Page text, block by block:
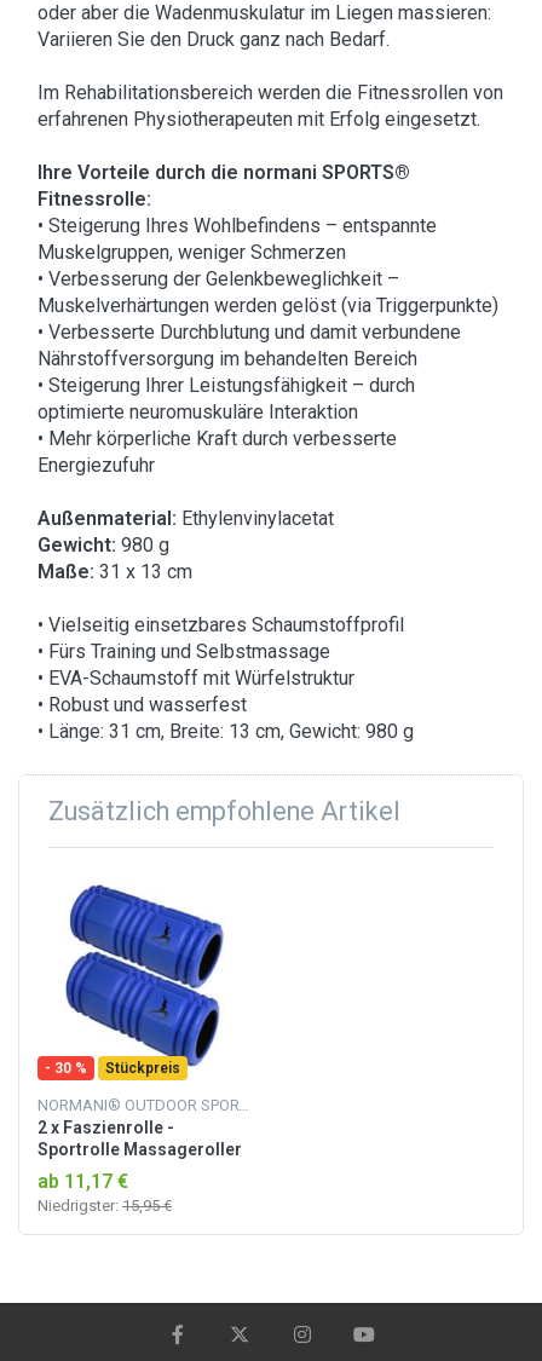
oder aber die Wadenmuskulatur im Liegen massieren:
Variieren Sie den Druck ganz nach Bedarf.
Im Rehabilitationsbereich werden die Fitnessrollen von
erfahrenen Physiotherapeuten mit Erfolg eingesetzt.
Ihre Vorteile durch die normani SPORTS®
Fitnessrolle:
• Steigerung Ihres Wohlbefindens – entspannte
Muskelgruppen, weniger Schmerzen
• Verbesserung der Gelenkbeweglichkeit –
Muskelverhärtungen werden gelöst (via Triggerpunkte)
• Verbesserte Durchblutung und damit verbundene
Nährstoffversorgung im behandelten Bereich
• Steigerung Ihrer Leistungsfähigkeit – durch
optimierte neuromuskuläre Interaktion
• Mehr körperliche Kraft durch verbesserte
Energiezufuhr
Außenmaterial: Ethylenvinylacetat
Gewicht: 980 g
Maße: 31 x 13 cm
• Vielseitig einsetzbares Schaumstoffprofil
• Fürs Training und Selbstmassage
• EVA-Schaumstoff mit Würfelstruktur
• Robust und wasserfest
• Länge: 31 cm, Breite: 13 cm, Gewicht: 980 g
Zusätzlich empfohlene Artikel
- 30 % Stückpreis
2 x Faszienrolle -
Sportrolle Massageroller
Blau
ab 11,17 €
Niedrigster: 15,95 €